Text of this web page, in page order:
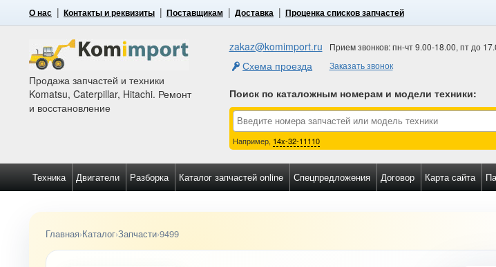
О нас Контакты и реквизиты Поставщикам Доставка Проценка списков запчастей
Продажа запчастей и техники
Komatsu, Caterpillar, Hitachi. Ремонт
и восстановление
zakaz@komimport.ru
Схема проезда
Прием звонков: пн-чт 9.00-18.00, пт до
Заказать звонок
Поиск по каталожным номерам и модели техники:
Например, 14x-32-11110
Техника Двигатели Разборка Каталог запчастей online Спецпредложения Договор Карта сайта
Главная›Каталог›Запчасти›9499